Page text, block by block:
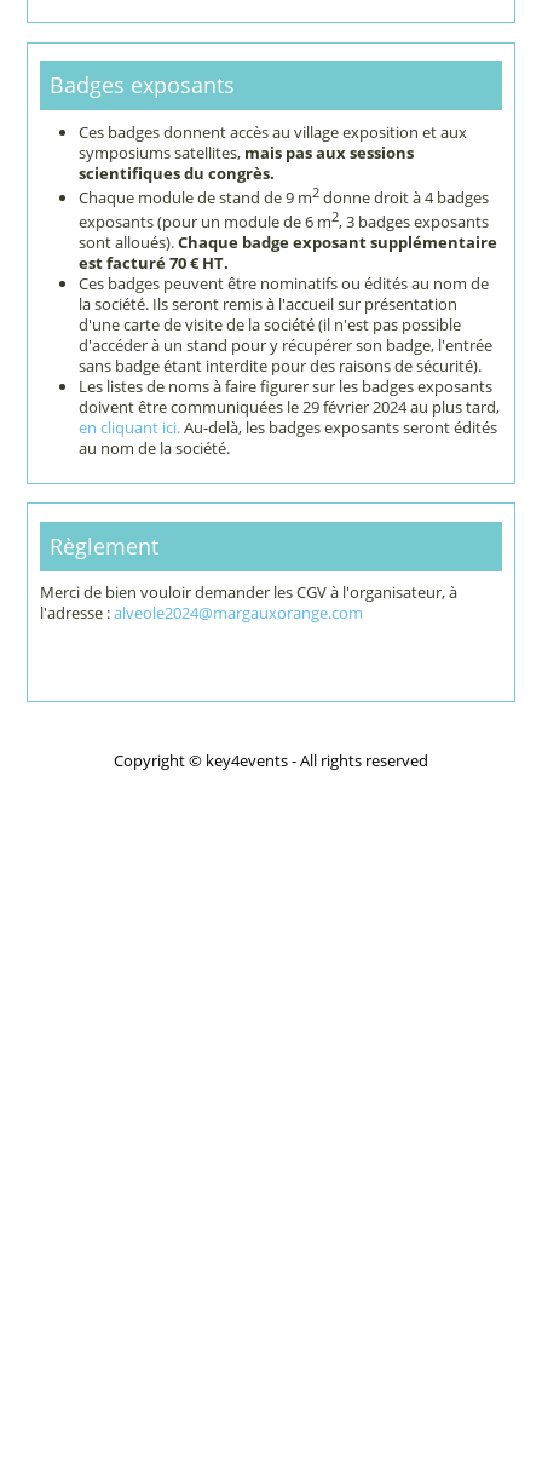
Badges exposants
Ces badges donnent accès au village exposition et aux
symposiums satellites, mais pas aux sessions
scientifiques du congrès.
Chaque module de stand de 9 m2 donne droit à 4 badges
exposants (pour un module de 6 m2, 3 badges exposants
sont alloués).Chaque badge exposant supplémentaire
est facturé 70 € HT.
Ces badges peuvent être nominatifs ou édités au nom de
la société. Ils seront remis à l'accueil sur présentation
d'une carte de visite de la société (il n'est pas possible
d'accéder à un stand pour y récupérer son badge, l'entrée
sans badge étant interdite pour des raisons de sécurité).
Les listes de noms à faire figurer sur les badges exposants
doivent être communiquées le 29 février 2024 au plus tard,
en cliquant ici.Au-delà, les badges exposants seront édités
au nom de la société.
Règlement
Merci de bien vouloir demander les CGV à l'organisateur, à
l'adresse :alveole2024@margauxorange.com
Copyright © key4events - All rights reserved